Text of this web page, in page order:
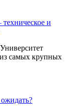
и
самых крупных